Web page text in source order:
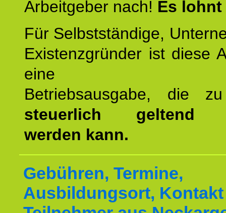
Arbeitgeber nach! Es
Für Selbstständige,
Existenzgründer ist diese
eine
Betriebsausgabe, die
steuerlich geltend
werden kann.
Gebühren, Termine,
Ausbildungsort,